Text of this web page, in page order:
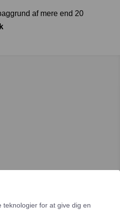
af mere end 20
teknologier for at give dig en